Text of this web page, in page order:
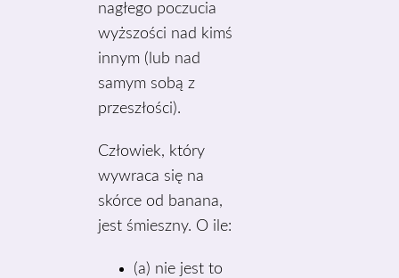
nagłego poczucia
wyższości nad kimś
innym (lub nad
samym sobą z
przeszłości).
Człowiek, który
wywraca się na
skórce od banana,
jest śmieszny. O ile:
(a) nie jest to